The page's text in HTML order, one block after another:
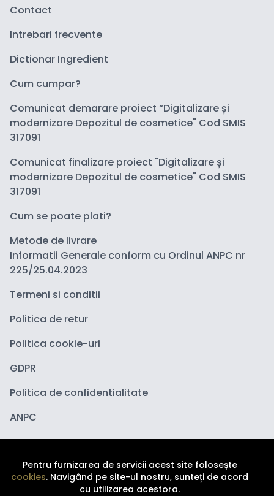
Contact
Intrebari frecvente
Dictionar Ingredient
Cum cumpar?
Comunicat demarare proiect “Digitalizare și
modernizare Depozitul de cosmetice" Cod SMIS
317091
Comunicat finalizare proiect "Digitalizare și
modernizare Depozitul de cosmetice" Cod SMIS
317091
Cum se poate plati?
Metode de livrare
Informatii Generale conform cu Ordinul ANPC nr
225/25.04.2023
Termeni si conditii
Politica de retur
Politica cookie-uri
GDPR
Politica de confidentialitate
ANPC
Pentru furnizarea de servicii acest site folosește
cookies. Navigând pe site-ul nostru, sunteți de acord
cu utilizarea acestora.